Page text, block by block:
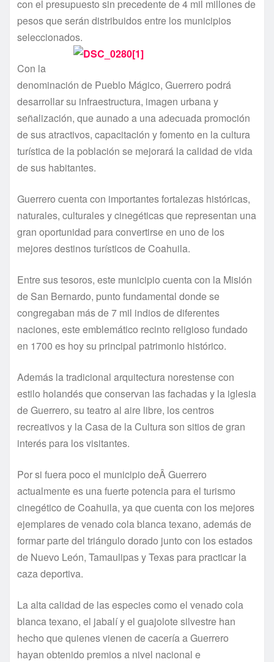
con el presupuesto sin precedente de 4 mil millones de
pesos que serán distribuidos entre los municipios
seleccionados.
Con la
denominación de Pueblo Mágico, Guerrero podrá
desarrollar su infraestructura, imagen urbana y
señalización, que aunado a una adecuada promoción
de sus atractivos, capacitación y fomento en la cultura
turí­stica de la población se mejorará la calidad de vida
de sus habitantes.
Guerrero cuenta con importantes fortalezas históricas,
naturales, culturales y cinegéticas que representan una
gran oportunidad para convertirse en uno de los
mejores destinos turí­sticos de Coahuila.
Entre sus tesoros, este municipio cuenta con la Misión
de San Bernardo, punto fundamental donde se
congregaban más de 7 mil indios de diferentes
naciones, este emblemático recinto religioso fundado
en 1700 es hoy su principal patrimonio histórico.
Además la tradicional arquitectura norestense con
estilo holandés que conservan las fachadas y la iglesia
de Guerrero, su teatro al aire libre, los centros
recreativos y la Casa de la Cultura son sitios de gran
interés para los visitantes.
Por si fuera poco el municipio deÂ Guerrero
actualmente es una fuerte potencia para el turismo
cinegético de Coahuila, ya que cuenta con los mejores
ejemplares de venado cola blanca texano, además de
formar parte del triángulo dorado junto con los estados
de Nuevo León, Tamaulipas y Texas para practicar la
caza deportiva.
La alta calidad de las especies como el venado cola
blanca texano, el jabalí­ y el guajolote silvestre han
hecho que quienes vienen de cacerí­a a Guerrero
hayan obtenido premios a nivel nacional e